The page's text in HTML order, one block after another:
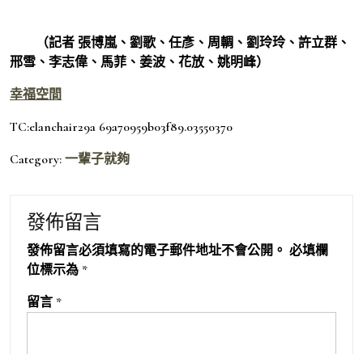
（記者 張博嵐、劉歌、任彥、周輖、劉玲玲、許立群、
邢雪、李志偉、馬菲、姜波、花放、姚明峰）
幸福空間
TC:elanchair29a 69a70959b03f89.03550370
Category: 一輩子就夠
發佈留言
發佈留言必須填寫的電子郵件地址不會公開。 必填欄
位標示為 *
留言 *